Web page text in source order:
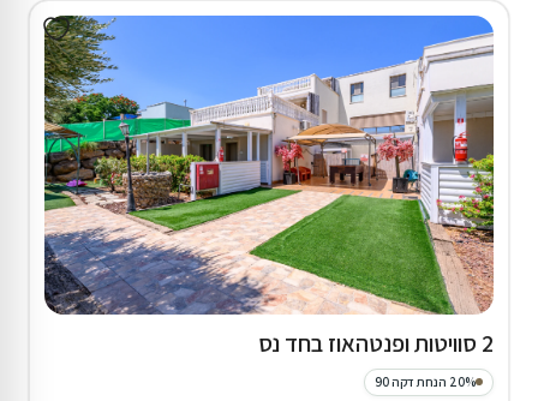
2 סוויטות ופנטהאוז בחד נס
20% הנחת דקה 90